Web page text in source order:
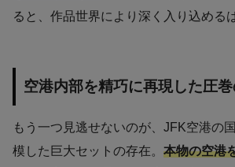
ると、作品世界により深く入り込める
空港内部を精巧に再現した圧巻
もう一つ見逃せないのが、JFK空港の
模した巨大セットの存在。 本物の空港